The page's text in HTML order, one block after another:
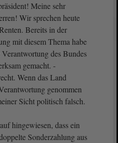
Meine sehr
Wir sprechen heute
Bereits in der
mit diesem Thema habe
des Bundes
gemacht. -
Wenn das Land
genommen
Sicht politisch falsch.
hingewiesen, dass ein
Sonderzahlung aus